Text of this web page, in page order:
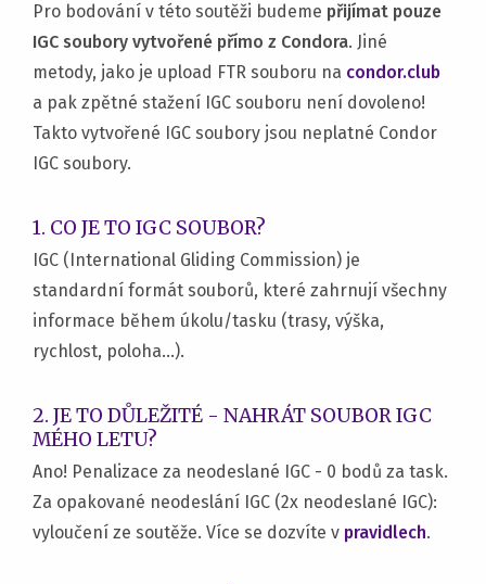
Pro bodování v této soutěži budeme přijímat pouze
IGC soubory vytvořené přímo z Condora. Jiné
metody, jako je upload FTR souboru na condor.club
a pak zpětné stažení IGC souboru není dovoleno!
Takto vytvořené IGC soubory jsou neplatné Condor
IGC soubory.
1. CO JE TO IGC SOUBOR?
IGC (International Gliding Commission) je
standardní formát souborů, které zahrnují všechny
informace během úkolu/tasku (trasy, výška,
rychlost, poloha…).
2. JE TO DŮLEŽITÉ - NAHRÁT SOUBOR IGC
MÉHO LETU?
Ano! Penalizace za neodeslané IGC - 0 bodů za task.
Za opakované neodeslání IGC (2x neodeslané IGC):
vyloučení ze soutěže. Více se dozvíte v pravidlech.